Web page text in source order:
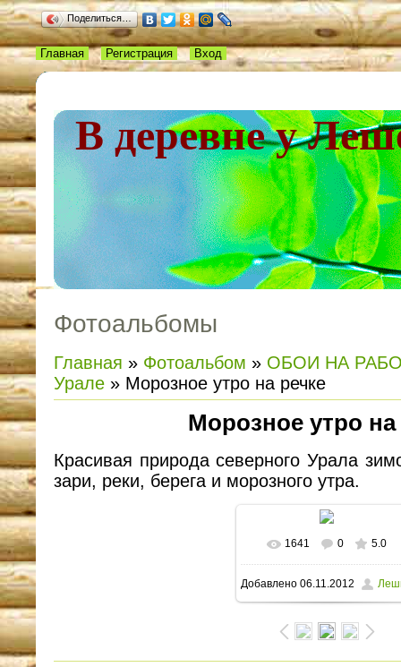
Поделиться…
В деревне у
Главная Регистрация Вход
Фотоальбомы
Главная » Фотоальбом » ОБОИ НА
Урале » Морозное утро на речке
Морозное утро на
Красивая природа северного Урала
зари, реки, берега и морозного утра.
В реальном размере
1600x1062/ 150.2Kb
1641 0 5.0
Добавлено 06.11.2012